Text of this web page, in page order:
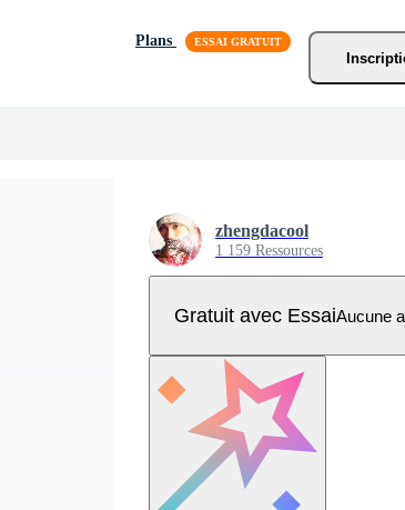
Plans
zhengdacool
1 159 Ressources
Gratuit avec EssaiAucune